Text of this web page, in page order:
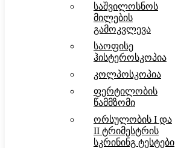
საშვილოსნოს
მილების
გამოკვლევა
საოფისე
ჰისტეროსკოპია
კოლპოსკოპია
ფერტილობის
წამმზომი
ორსულობის I და
II ტრიმესტრის
სკრინინგ ტესტები